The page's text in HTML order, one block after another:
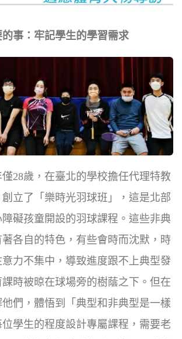
事：牢記學生的學習需求
僅28歲，在臺北的學校擔任代理特教
立了「樂時光羽球班」，這是北部
礙孩童開設的羽球課程。這些非典
各自的特色，有些會時而沈默，時
力不集中，導致進度跟不上典型發
時被晾在球場旁的樹蔭之下。但在
們，體悟到「典型和非典型是一樣
學生的程度設計專屬課程，需要老